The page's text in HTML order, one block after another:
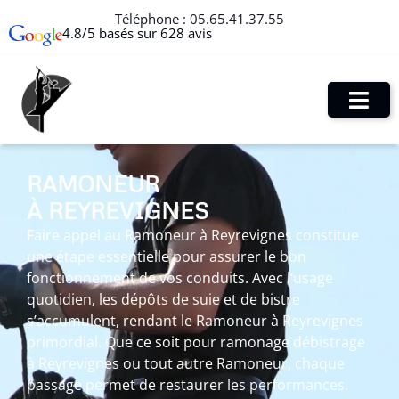
Téléphone : 05.65.41.37.55
4.8/5 basés sur 628 avis
RAMONEUR
À REYREVIGNES
Faire appel au Ramoneur à Reyrevignes constitue
une étape essentielle pour assurer le bon
fonctionnement de vos conduits. Avec l’usage
quotidien, les dépôts de suie et de bistre
s’accumulent, rendant le Ramoneur à Reyrevignes
primordial. Que ce soit pour ramonage débistrage
à Reyrevignes ou tout autre Ramoneur, chaque
passage permet de restaurer les performances.